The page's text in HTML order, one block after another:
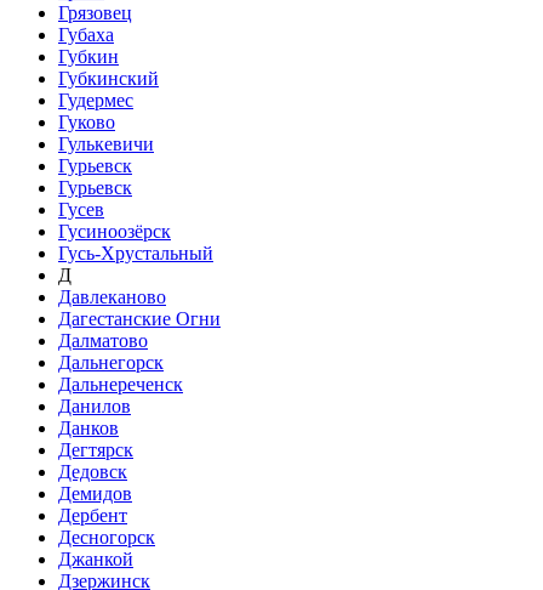
Грязовец
Губаха
Губкин
Губкинский
Гудермес
Гуково
Гулькевичи
Гурьевск
Гурьевск
Гусев
Гусиноозёрск
Гусь-Хрустальный
Д
Давлеканово
Дагестанские Огни
Далматово
Дальнегорск
Дальнереченск
Данилов
Данков
Дегтярск
Дедовск
Демидов
Дербент
Десногорск
Джанкой
Дзержинск